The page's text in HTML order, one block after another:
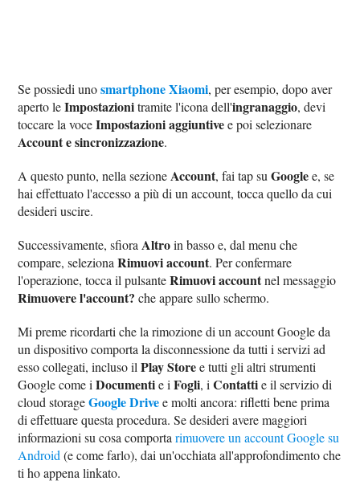
Se possiedi unosmartphone Xiaomi, per esempio, dopo aver
aperto leImpostazionitramite l'icona dell'ingranaggio, devi
toccare la voceImpostazioni aggiuntivee poi selezionare
Account e sincronizzazione.
A questo punto, nella sezione Account, fai tap suGooglee, se
hai effettuato l'accesso a più di un account, tocca quello da cui
desideri uscire.
Successivamente, sfiora Altroin basso e, dal menu che
compare, selezionaRimuovi account. Per confermare
l'operazione, tocca il pulsanteRimuovi accountnel messaggio
Rimuovere l'account? che appare sullo schermo.
Mi preme ricordarti che la rimozione di un account Google da
un dispositivo comporta la disconnessione da tutti i servizi ad
esso collegati, incluso ilPlay Storee tutti gli altri strumenti
Google come iDocumentie iFogli, iContattie il servizio di
cloud storageGoogle Drivee molti ancora: rifletti bene prima
di effettuare questa procedura. Se desideri avere maggiori
informazioni su cosa comportarimuovere un account Google su
Android (e come farlo), dai un'occhiata all'approfondimento che
ti ho appena linkato.